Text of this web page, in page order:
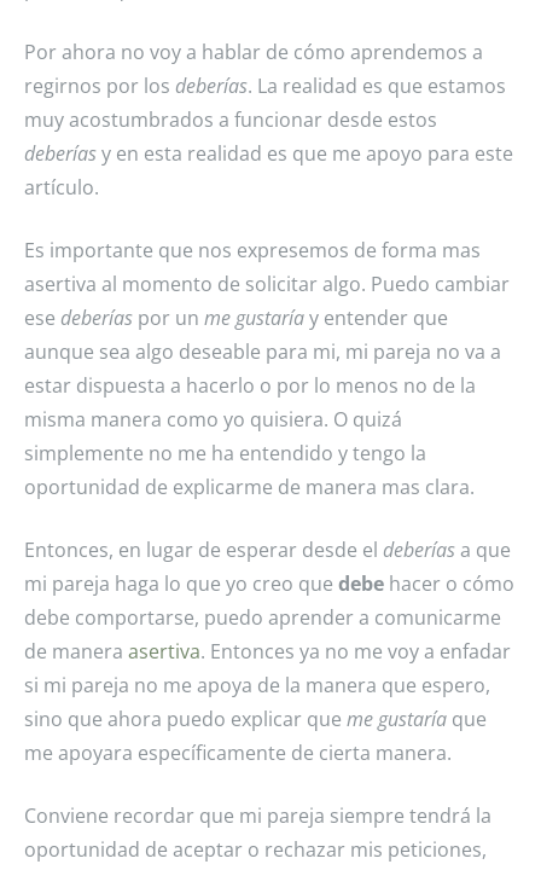
Por ahora no voy a hablar de cómo aprendemos a
regirnos por los deberías. La realidad es que estamos
muy acostumbrados a funcionar desde estos
deberíasy en esta realidad es que me apoyo para este
artículo.
Es importante que nos expresemos de forma mas
asertiva al momento de solicitar algo. Puedo cambiar
ese deberías por un me gustaríay entender que
aunque sea algo deseable para mi, mi pareja no va a
estar dispuesta a hacerlo o por lo menos no de la
misma manera como yo quisiera. O quizá
simplemente no me ha entendido y tengo la
oportunidad de explicarme de manera mas clara.
Entonces, en lugar de esperar desde el deberíasa que
mi pareja haga lo que yo creo que debe hacer o cómo
debe comportarse, puedo aprender a comunicarme
de manera asertiva. Entonces ya no me voy a enfadar
si mi pareja no me apoya de la manera que espero,
sino que ahora puedo explicar que me gustaría que
me apoyara específicamente de cierta manera.
Conviene recordar que mi pareja siempre tendrá la
oportunidad de aceptar o rechazar mis peticiones,